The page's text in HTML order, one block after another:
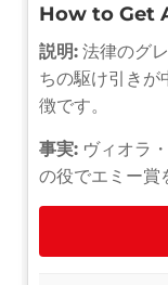
How to Get
説明: 法律のグ
ちの駆け引きが
徴です。
事実: ヴィオラ
の役でエミー賞